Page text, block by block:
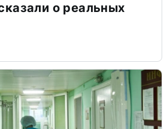
о реальных